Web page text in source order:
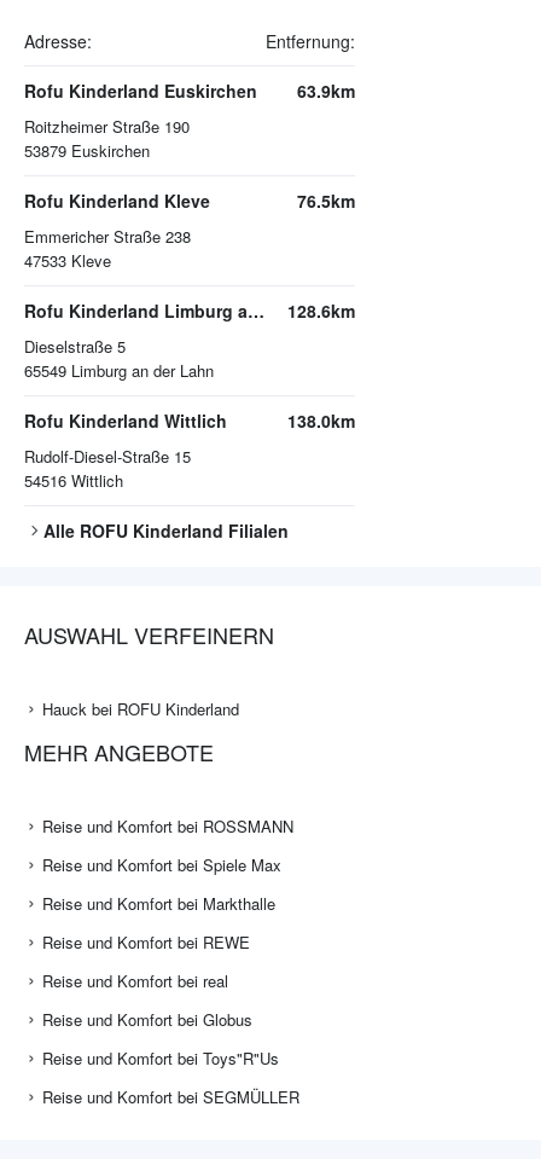
Adresse: Entfernung:
Rofu Kinderland Euskirchen
Roitzheimer Straße 190
53879 Euskirchen
63.9km
Rofu Kinderland Kleve
Emmericher Straße 238
47533 Kleve
76.5km
Rofu Kinderland Limburg an der Lahn
Dieselstraße 5
65549 Limburg an der Lahn
128.6km
Rofu Kinderland Wittlich
Rudolf-Diesel-Straße 15
54516 Wittlich
138.0km
Alle ROFU Kinderland Filialen
AUSWAHL VERFEINERN
Hauck bei ROFU Kinderland
MEHR ANGEBOTE
Reise und Komfort bei ROSSMANN
Reise und Komfort bei Spiele Max
Reise und Komfort bei Markthalle
Reise und Komfort bei REWE
Reise und Komfort bei real
Reise und Komfort bei Globus
Reise und Komfort bei Toys"R"Us
Reise und Komfort bei SEGMÜLLER